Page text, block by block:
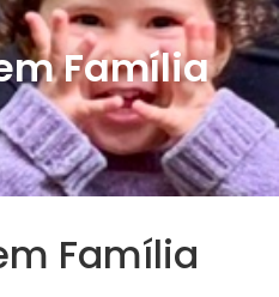
Família
Família